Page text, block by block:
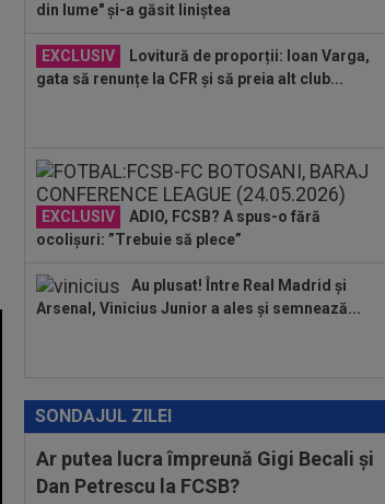
din lume" și-a găsit liniștea
EXCLUSIV
Lovitură de proporții: Ioan Varga,
gata să renunțe la CFR și să preia alt club...
EXCLUSIV
ADIO, FCSB? A spus-o fără
ocolișuri: ”Trebuie să plece”
Au plusat! Între Real Madrid și
Arsenal, Vinicius Junior a ales și semnează...
SONDAJUL ZILEI
Ar putea lucra împreună Gigi Becali și
Dan Petrescu la FCSB?